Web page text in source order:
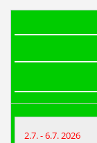
2.7. - 6.7. 2026